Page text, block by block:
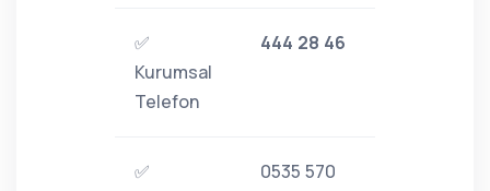
✅
Kurumsal
Telefon
444 28 46
✅
0535 570